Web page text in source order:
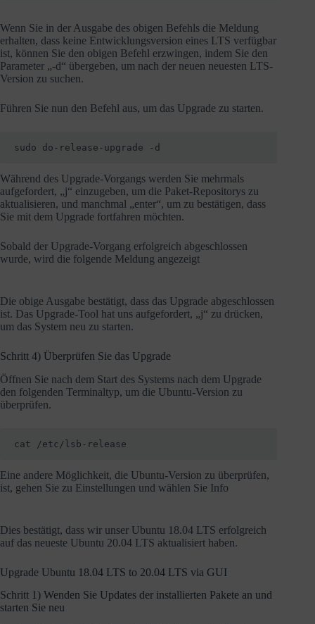
Wenn Sie in der Ausgabe des obigen Befehls die Meldung
erhalten, dass keine Entwicklungsversion eines LTS verfügbar
ist, können Sie den obigen Befehl erzwingen, indem Sie den
Parameter „-d“ übergeben, um nach der neuen neuesten LTS-
Version zu suchen.
Führen Sie nun den Befehl aus, um das Upgrade zu starten.
sudo do-release-upgrade -d
Während des Upgrade-Vorgangs werden Sie mehrmals
aufgefordert, „j“ einzugeben, um die Paket-Repositorys zu
aktualisieren, und manchmal „enter“, um zu bestätigen, dass
Sie mit dem Upgrade fortfahren möchten.
Sobald der Upgrade-Vorgang erfolgreich abgeschlossen
wurde, wird die folgende Meldung angezeigt
Die obige Ausgabe bestätigt, dass das Upgrade abgeschlossen
ist. Das Upgrade-Tool hat uns aufgefordert, „j“ zu drücken,
um das System neu zu starten.
Schritt 4) Überprüfen Sie das Upgrade
Öffnen Sie nach dem Start des Systems nach dem Upgrade
den folgenden Terminaltyp, um die Ubuntu-Version zu
überprüfen.
cat /etc/lsb-release
Eine andere Möglichkeit, die Ubuntu-Version zu überprüfen,
ist, gehen Sie zu Einstellungen und wählen Sie Info
Dies bestätigt, dass wir unser Ubuntu 18.04 LTS erfolgreich
auf das neueste Ubuntu 20.04 LTS aktualisiert haben.
Upgrade Ubuntu 18.04 LTS to 20.04 LTS via GUI
Schritt 1) Wenden Sie Updates der installierten Pakete an und
starten Sie neu